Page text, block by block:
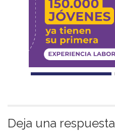
Deja una respuesta